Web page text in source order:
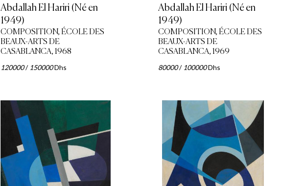
Abdallah El Hariri (Né en
1949)
COMPOSITION, ÉCOLE DES
BEAUX-ARTS DE
CASABLANCA, 1968
120000/ 150000Dhs
Abdallah El Hariri (Né en
1949)
COMPOSITION, ÉCOLE DES
BEAUX-ARTS DE
CASABLANCA, 1969
80000/ 100000Dhs